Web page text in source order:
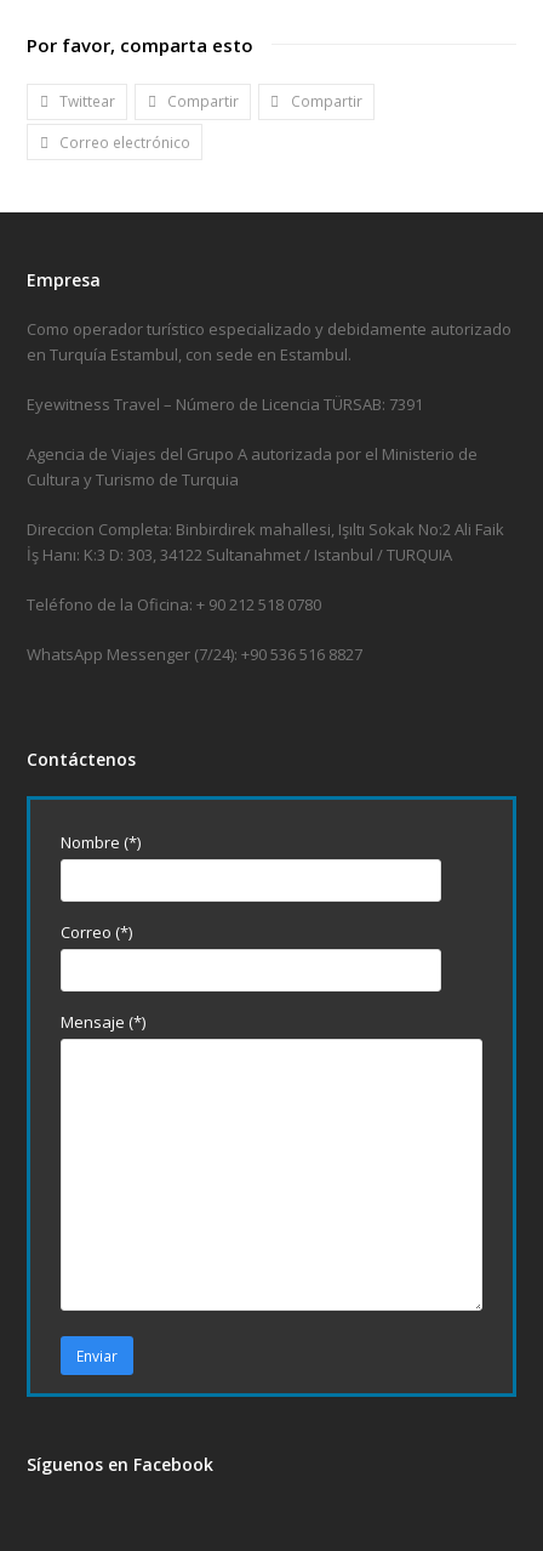
Por favor, comparta esto
Twittear Compartir
Compartir
Correo electrónico
Empresa
Como operador turístico especializado y debidamente autorizado
en Turquía Estambul, con sede en Estambul.
Eyewitness Travel – Número de Licencia TÜRSAB: 7391
Agencia de Viajes del Grupo A autorizada por el Ministerio de
Cultura y Turismo de Turquia
Direccion Completa: Binbirdirek mahallesi, Işıltı Sokak No:2 Ali Faik
İş Hanı: K:3 D: 303, 34122 Sultanahmet / Istanbul / TURQUIA
Teléfono de la Oficina: + 90 212 518 0780
WhatsApp Messenger (7/24): +90 536 516 8827
Contáctenos
Nombre (*)
Correo (*)
Mensaje (*)
Síguenos en Facebook